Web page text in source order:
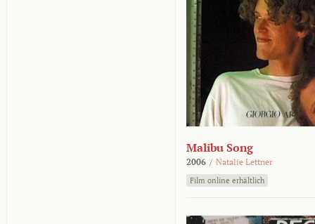
Malibu Song
2006 / Natalie Lettner
Film online erhältlich